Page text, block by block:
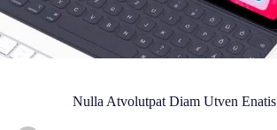
Nulla Atvolutpat Diam Utven Enatis